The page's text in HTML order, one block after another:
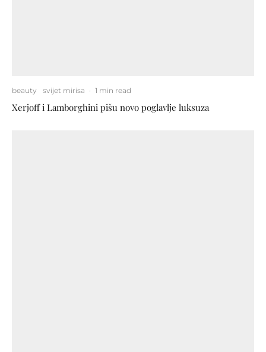
beauty svijet mirisa · 1 min read
Xerjoff i Lamborghini pišu novo poglavlje luksuza